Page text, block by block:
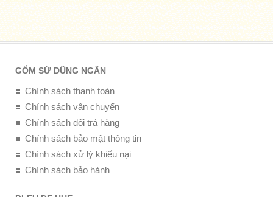
GỐM SỨ DŨNG NGÂN
Chính sách thanh toán
Chính sách vận chuyển
Chính sách đổi trả hàng
Chính sách bảo mật thông tin
Chính sách xử lý khiếu nại
Chính sách bảo hành